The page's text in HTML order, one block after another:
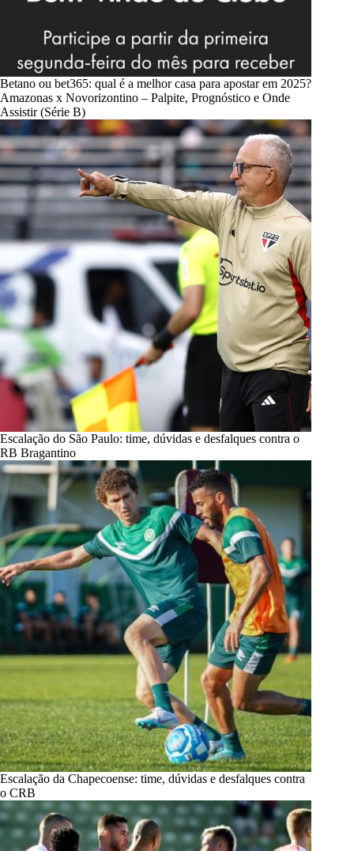
Betano ou bet365: qual é a melhor casa para apostar em 2025?
Amazonas x Novorizontino – Palpite, Prognóstico e Onde
Assistir (Série B)
Escalação do São Paulo: time, dúvidas e desfalques contra o
RB Bragantino
Escalação da Chapecoense: time, dúvidas e desfalques contra
o CRB